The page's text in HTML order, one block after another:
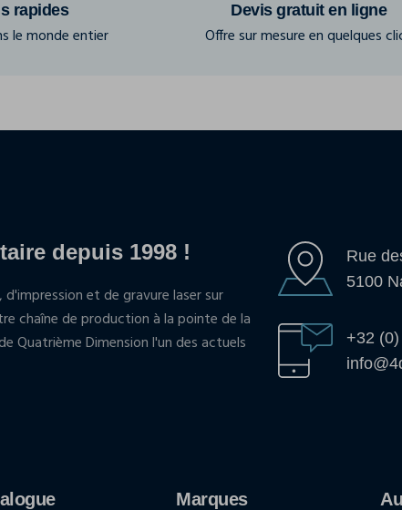
rapides
le monde entier
Devis gratuit en ligne
Offre sur mesure en quelques
depuis 1998 !
et de gravure laser sur
chaîne de production à la pointe de la
Quatrième Dimension l'un des actuels
Rue
5100
+32
Marques